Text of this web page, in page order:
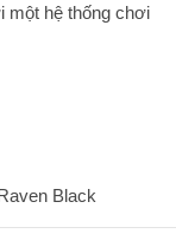
một hệ thống chơi
Black